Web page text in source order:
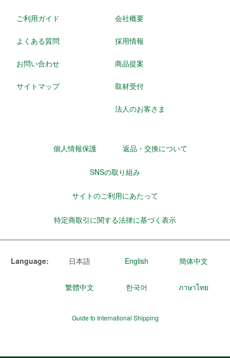
ご利用ガイド
よくある質問
お問い合わせ
サイトマップ
会社概要
採用情報
商品提案
取材受付
法人のお客さま
個人情報保護 返品・交換について
SNSの取り組み
サイトのご利用にあたって
特定商取引に関する法律に基づく表示
Language: 日本語 English 簡体中文
繁體中文 한국어 ภาษาไทย
Guide to International Shipping